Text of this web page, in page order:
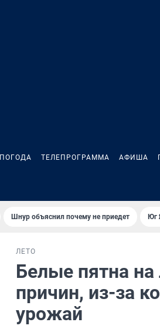
ПОГОДА ТЕЛЕПРОГРАММА АФИША
Шнур объяснил почему не приедет Юг
ЛЕТО
Белые пятна на
причин, из-за
урожай